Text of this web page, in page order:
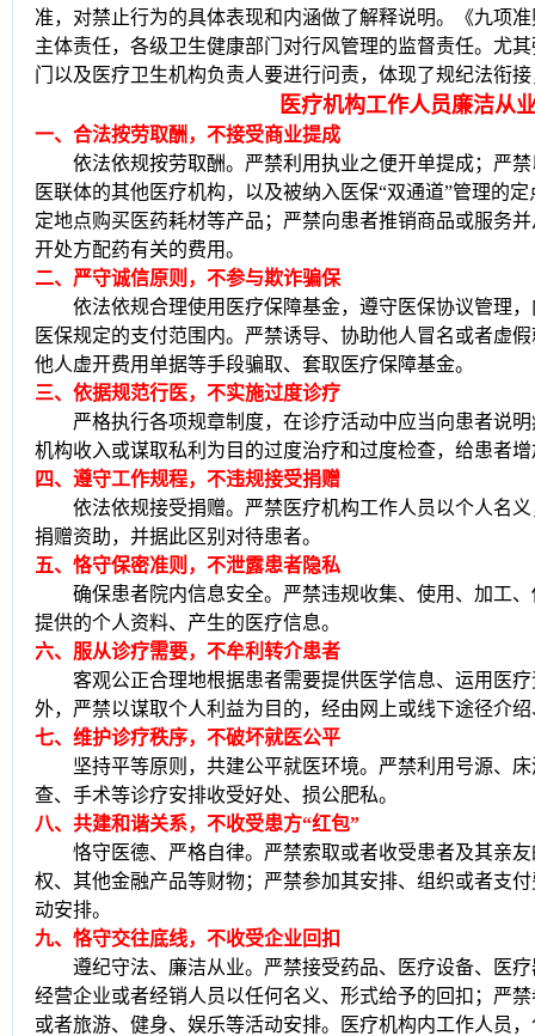
准，对禁止行为的具体表现和内涵做了解释说明。《九项
主体责任，各级卫生健康部门对行风管理的监督责任。尤
门以及医疗卫生机构负责人要进行问责，体现了规纪法衔
医疗机构工作人员廉洁从
一、合法按劳取酬，不接受商业提成
依法依规按劳取酬。严禁利用执业之便开单提成；严
医联体的其他医疗机构，以及被纳入医保“双通道”管理的
定地点购买医药耗材等产品；严禁向患者推销商品或服务
开处方配药有关的费用。
二、严守诚信原则，不参与欺诈骗保
依法依规合理使用医疗保障基金，遵守医保协议管理
医保规定的支付范围内。严禁诱导、协助他人冒名或者虚
他人虚开费用单据等手段骗取、套取医疗保障基金。
三、依据规范行医，不实施过度诊疗
严格执行各项规章制度，在诊疗活动中应当向患者说
机构收入或谋取私利为目的过度治疗和过度检查，给患者
四、遵守工作规程，不违规接受捐赠
依法依规接受捐赠。严禁医疗机构工作人员以个人名
捐赠资助，并据此区别对待患者。
五、恪守保密准则，不泄露患者隐私
确保患者院内信息安全。严禁违规收集、使用、加工
提供的个人资料、产生的医疗信息。
六、服从诊疗需要，不牟利转介患者
客观公正合理地根据患者需要提供医学信息、运用医
外，严禁以谋取个人利益为目的，经由网上或线下途径介
七、维护诊疗秩序，不破坏就医公平
坚持平等原则，共建公平就医环境。严禁利用号源、
查、手术等诊疗安排收受好处、损公肥私。
八、共建和谐关系，不收受患方“红包”
恪守医德、严格自律。严禁索取或者收受患者及其亲
权、其他金融产品等财物；严禁参加其安排、组织或者支
动安排。
九、恪守交往底线，不收受企业回扣
遵纪守法、廉洁从业。严禁接受药品、医疗设备、医
经营企业或者经销人员以任何名义、形式给予的回扣；严
或者旅游、健身、娱乐等活动安排。医疗机构内工作人员